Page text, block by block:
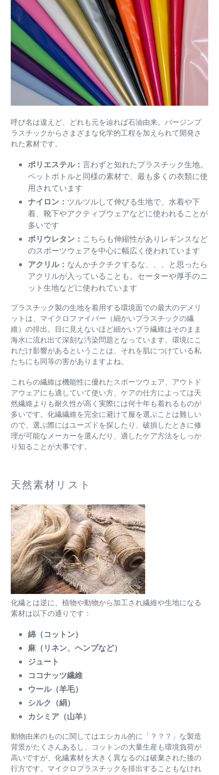
呼び名は違えど、どれも元を辿れば石油由来。バージンプ
ラスチックからさまざまな化学的工程を加えられて開発さ
れた素材です。
ポリエステル： 言わずと知れたプラスチック生地。
ペットボトルと同様の素材で、最も多くの衣類に使
用されています
ナイロン： ツルツルして伸びる生地で、水着や下
着、靴下やアクティブウェアなどに使われることが
多いです
ポリウレタン： こちらも伸縮性がありレギンスなど
のスポーツウェアを中心に幅広く使われています
アクリル： なんかチクチクするな、、、と思ったら
アクリルが入っていることも。セーターや厚手のニ
ット生地などに使われています
プラスチック製の生地を着用する環境面での最大のデメリ
ットは、マイクロファイバー（細かいプラスチックの繊
維）の排出。目に見えないほど細かいプラ繊維はそのまま
海水に流れ出て深刻な汚染問題となっています。環境にこ
れだけ影響があるということは、それを肌につけている私
たちにも同等の害がありますよね。
これらの繊維は機能性に優れたスポーツウェア、アウトド
アウェアにも適していて使い方、ケアの仕方によっては天
然繊維よりも耐久性が高く実際には何十年も着れるものが
多いです。化繊繊維を完全に避けて服を選ぶことは難しい
ので、選ぶ際にはユーズドを探したり、破損したときに修
理が可能なメーカーを選んだり、適したケア方法をしっか
り知ることが大事です。
天然素材リスト
化繊とは逆に、植物や動物から加工され繊維や生地になる
素材は以下の通りです：
綿（コットン）
麻（リネン、ヘンプなど）
ジュート
ココナッツ繊維
ウール（羊毛）
シルク（絹）
カシミア（山羊）
動物由来のものに関してはエシカル的に「？？？」な製造
背景がたくさんあるし、コットンの大量生産も環境負荷が
高いですが、化繊素材を大きく異なるのは破棄された後の
行方です。マイクロプラスチックを排出することもなけれ